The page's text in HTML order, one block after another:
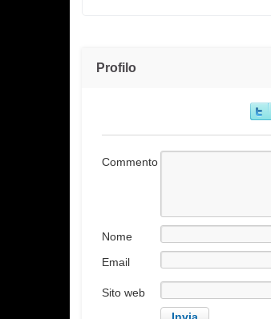
Profilo
Commento
Nome
Email
Sito web